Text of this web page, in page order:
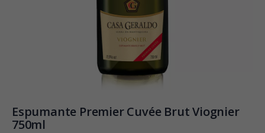
Espumante Premier Cuvée Brut Viognier
750ml